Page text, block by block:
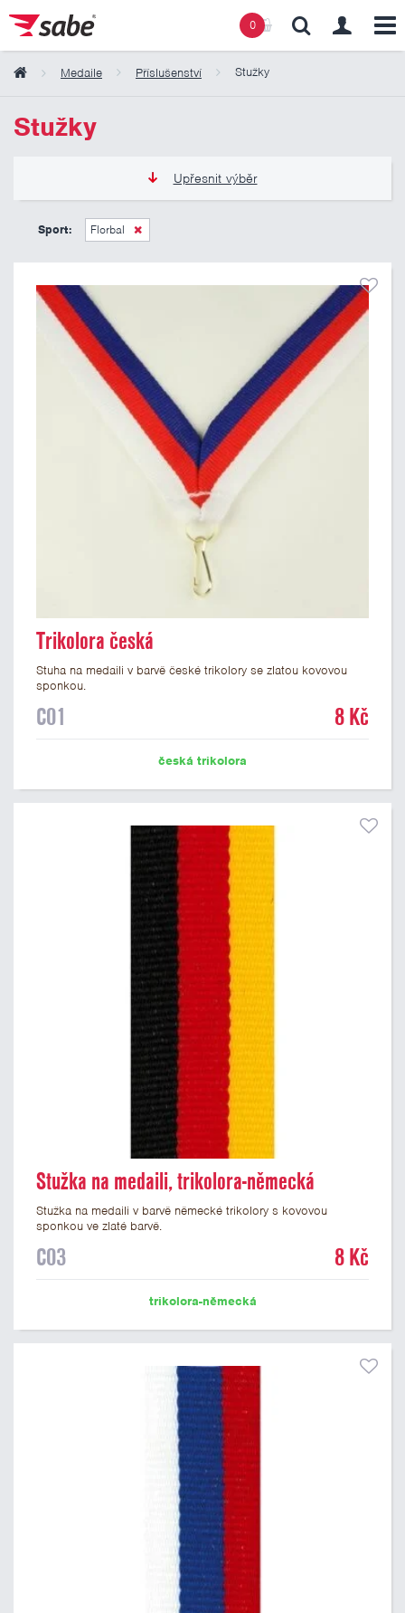
0
Medaile Příslušenství Stužky
Stužky
Upřesnit výběr
8 Kč
Sport: Florbal
Trikolora česká
Stuha na medaili v barvě české trikolory se zlatou kovovou
sponkou.
C01 8 Kč
česká trikolora
Stužka na medaili, trikolora-německá
Stužka na medaili v barvě německé trikolory s kovovou
sponkou ve zlaté barvě.
C03 8 Kč
trikolora-německá
Obsah košíku